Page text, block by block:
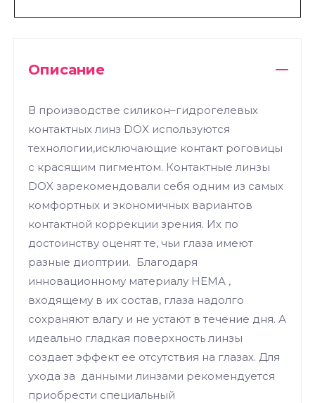
Описание
В производстве силикон–гидрогелевых
контактных линз DOX используются
технологии,исключающие контакт роговицы
с красящим пигментом. Контактные линзы
DOX зарекомендовали себя одним из самых
комфортных и экономичных вариантов
контактной коррекции зрения. Их по
достоинству оценят те, чьи глаза имеют
разные диоптрии. Благодаря
инновационному материалу HEMA ,
входящему в их состав, глаза надолго
сохраняют влагу и не устают в течение дня. А
идеально гладкая поверхность линзы
создает эффект ее отсутствия на глазах. Для
ухода за данными линзами рекомендуется
приобрести специальный